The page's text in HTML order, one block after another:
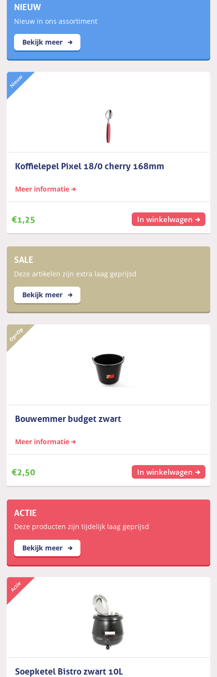
NIEUW
Nieuw in ons assortiment
Bekijk meer
Koffielepel Pixel 18/0 cherry 168mm
Meer informatie
€1,25 In winkelwagen
SALE
Deze artikelen zijn extra laag geprijsd
Bekijk meer
Bouwemmer budget zwart
Meer informatie
€2,50 In winkelwagen
ACTIE
Deze producten zijn tijdelijk laag geprijsd
Bekijk meer
Soepketel Bistro zwart 10L